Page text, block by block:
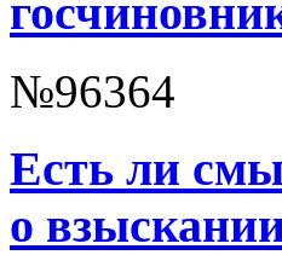
№96364
Есть ли
о